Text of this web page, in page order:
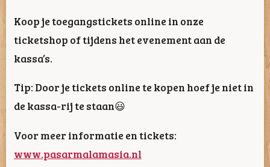
Koop je toegangstickets online in onze
ticketshop of tijdens het evenement aan de
kassa’s.
Tip: Door je tickets online te kopen hoef je niet in
de kassa-rij te staan😃
Voor meer informatie en tickets:
www.pasarmalamasia.nl